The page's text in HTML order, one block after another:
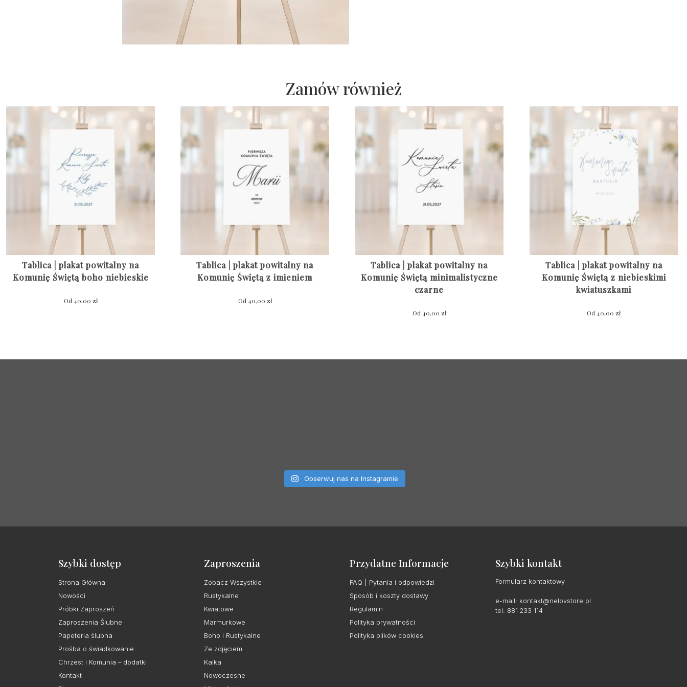
Zamów również
Tablica | plakat powitalny na
Komunię Świętą boho niebieskie
Od 40,00 zł
Tablica | plakat powitalny na
Komunię Świętą z imieniem
Od 40,00 zł
Tablica | plakat powitalny na
Komunię Świętą minimalistyczne
czarne
Od 40,00 zł
Tablica | plakat powitalny na
Komunię Świętą z niebieskimi
kwiatuszkami
Od 40,00zł
Obserwuj nas na Instagramie
Szybki dostęp
Strona Główna
Nowości
Próbki Zaproszeń
Zaproszenia Ślubne
Papeteria ślubna
Prośba o świadkowanie
Chrzest i Komunia – dodatki
Kontakt
Zaproszenia
Zobacz Wszystkie
Rustykalne
Kwiatowe
Marmurkowe
Boho i Rustykalne
Ze zdjęciem
Kalka
Nowoczesne
Przydatne Informacje
FAQ | Pytania i odpowiedzi
Sposób i koszty dostawy
Regulamin
Polityka prywatności
Polityka plików cookies
Szybki kontakt
Formularz kontaktowy
e-mail: kontakt@nelovstore.pl
tel: 881 233 114